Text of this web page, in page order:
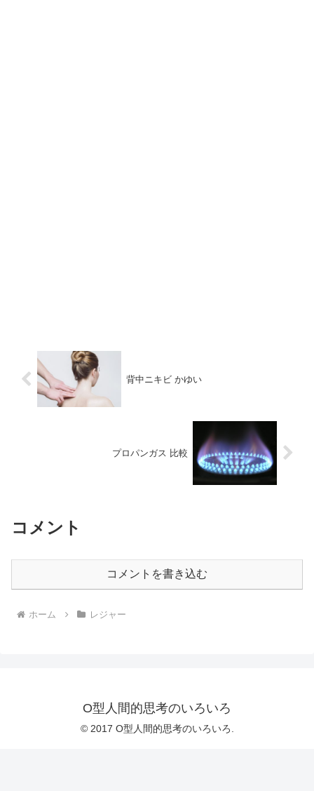
背中ニキビ かゆい
プロパンガス 比較
コメント
コメントを書き込む
ホーム レジャー
O型人間的思考のいろいろ
© 2017 O型人間的思考のいろいろ.